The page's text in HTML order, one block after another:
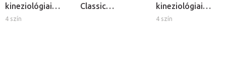
kineziológiai
tapasz
4 szín
Classic
kineziológiai
tapasz
4 szín